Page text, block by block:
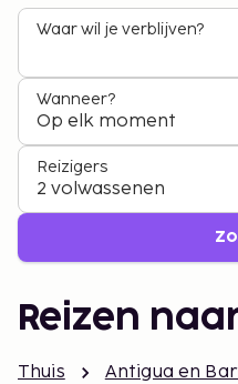
Waar wil je verblijven?
Wanneer?
Op elk moment
Reizigers
2 volwassenen
Reizen
Thuis Antigua en